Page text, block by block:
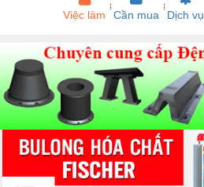
Việc làm Cần mua Dịch vụ